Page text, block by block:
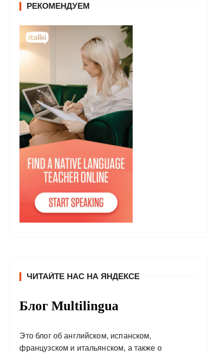
РЕКОМЕНДУЕМ
ЧИТАЙТЕ НАС НА ЯНДЕКСЕ
Блог Multilingua
Это блог об английском, испанском,
французском и итальянском, а также о